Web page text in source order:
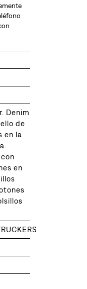
Denim
de
en la
en